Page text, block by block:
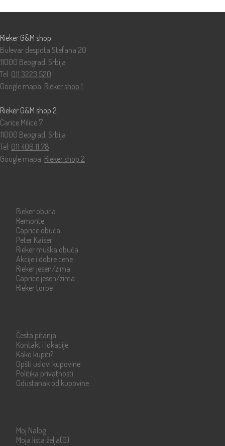
Rieker G&M shop
Bulevar despota Stefana 20
11000 Beograd, Srbija
Tel: 011 3223 520
Google mapa: Rieker shop 1
Rieker G&M shop 2
Carice Milice 7
11000 Beograd, Srbija
Tel: 011 406 11 78
Google mapa: Rieker shop 2
Rieker obuća
Remonte
Caprice obuća
Peter Kaiser
Rieker muška obuća
Akcije i dobre cene
Rieker jesen/zima
Caprice jesen/zima
Rieker torbe
Česta pitanja
Kontakt i lokacije
Kako kupiti?
Opšti uslovi kupovine
Politika privatnosti
Odustanak od kupovine
Moj Nalog
Moja lista želja(0)